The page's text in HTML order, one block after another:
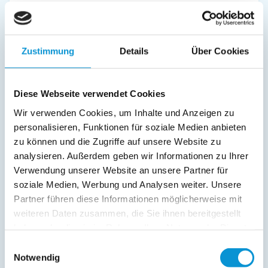
Zustimmung Details Über Cookies
Diese Webseite verwendet Cookies
Wir verwenden Cookies, um Inhalte und Anzeigen zu
personalisieren, Funktionen für soziale Medien anbieten
zu können und die Zugriffe auf unsere Website zu
analysieren. Außerdem geben wir Informationen zu Ihrer
Verwendung unserer Website an unsere Partner für
soziale Medien, Werbung und Analysen weiter. Unsere
Partner führen diese Informationen möglicherweise mit
weiteren Daten zusammen, die Sie ihnen bereitgestellt
Notwendig
Außenanlage:
Balkon
Verpflegung:
Sonstiges:
Bügeleisen und Bügelbrett 2 Balkone
Beschreibung
Die strandnahe Wohnung mit 2 großen Balkonen liegt in der
ersten Reihe an einem der schönsten Ostseestrände
mit 30 Einheiten und bietet auf ca. 55qm² Wohnfläche Platz